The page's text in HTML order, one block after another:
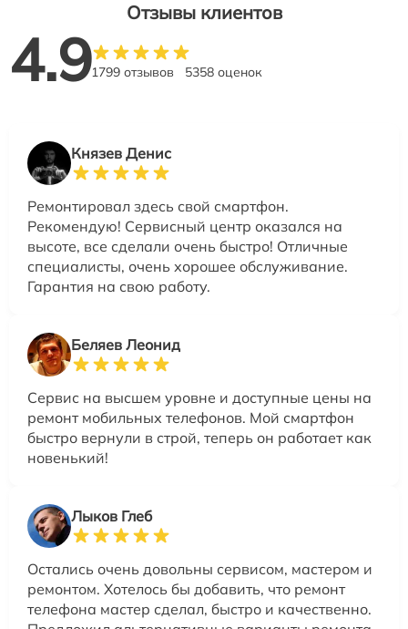
Отзывы клиентов
4.91799 отзывов 5358 оценок
Князев Денис
Ремонтировал здесь свой смартфон.
Рекомендую! Сервисный центр оказался на
высоте, все сделали очень быстро! Отличные
специалисты, очень хорошее обслуживание.
Гарантия на свою работу.
Беляев Леонид
Сервис на высшем уровне и доступные цены на
ремонт мобильных телефонов. Мой смартфон
быстро вернули в строй, теперь он работает как
новенький!
Лыков Глеб
Остались очень довольны сервисом, мастером и
ремонтом. Хотелось бы добавить, что ремонт
телефона мастер сделал, быстро и качественно.